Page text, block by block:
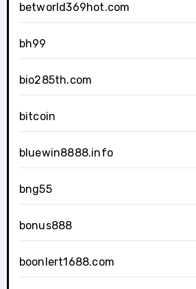
betworld369hot.com
bh99
bio285th.com
bitcoin
bluewin8888.info
bng55
bonus888
boonlert1688.com